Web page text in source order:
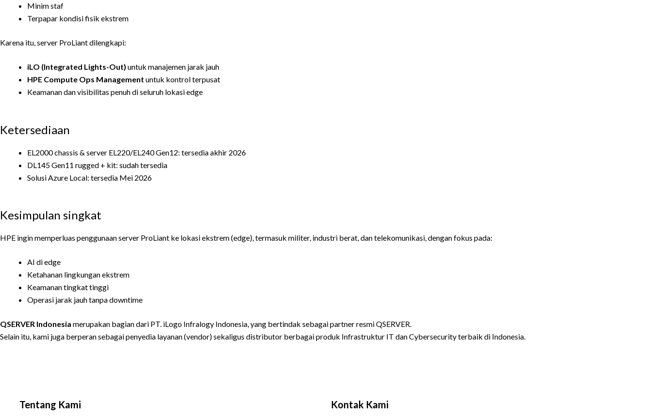
Minim staf
Terpapar kondisi fisik ekstrem
Karena itu, server ProLiant dilengkapi:
iLO (Integrated Lights-Out) untuk manajemen jarak jauh
HPE Compute Ops Management untuk kontrol terpusat
Keamanan dan visibilitas penuh di seluruh lokasi edge
Ketersediaan
EL2000 chassis & server EL220/EL240 Gen12: tersedia akhir 2026
DL145 Gen11 rugged + kit: sudah tersedia
Solusi Azure Local: tersedia Mei 2026
Kesimpulan singkat
HPE ingin memperluas penggunaan server ProLiant ke lokasi ekstrem (edge), termasuk militer, industri berat, dan telekomunikasi, dengan fokus pada:
AI di edge
Ketahanan lingkungan ekstrem
Keamanan tingkat tinggi
Operasi jarak jauh tanpa downtime
QSERVER Indonesia merupakan bagian dari PT. iLogo Infralogy Indonesia, yang bertindak sebagai partner resmi QSERVER.
Selain itu, kami juga berperan sebagai penyedia layanan (vendor) sekaligus distributor berbagai produk Infrastruktur IT dan Cybersecurity terbaik di Indonesia.
Tentang Kami Kontak Kami